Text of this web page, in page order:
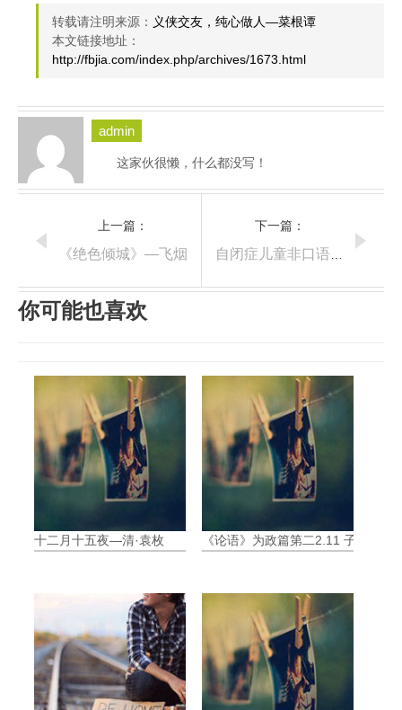
转载请注明来源： 义侠交友，纯心做人—菜根谭
本文链接地址：
http://fbjia.com/index.php/archives/1673.html
admin
这家伙很懒，什么都没写！
上一篇：
《绝色倾城》—飞烟
下一篇：
你可能也喜欢
十二月十五夜—清·袁枚 《论语》为政篇第二2.11 子曰:“温